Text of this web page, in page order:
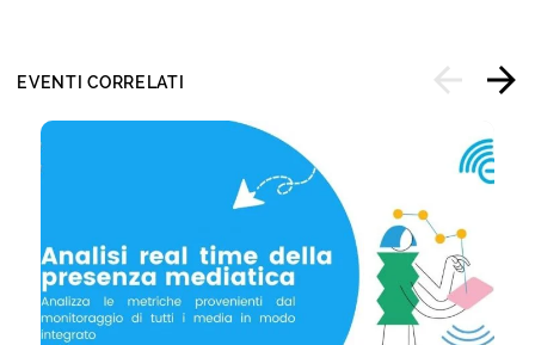
EVENTI CORRELATI